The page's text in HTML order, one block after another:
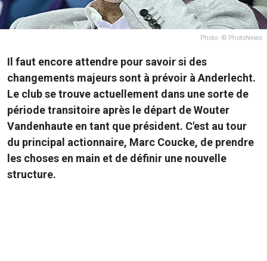
Photo: © PhotoNews
Il faut encore attendre pour savoir si des
changements majeurs sont à prévoir à Anderlecht.
Le club se trouve actuellement dans une sorte de
période transitoire après le départ de Wouter
Vandenhaute en tant que président. C'est au tour
du principal actionnaire, Marc Coucke, de prendre
les choses en main et de définir une nouvelle
structure.